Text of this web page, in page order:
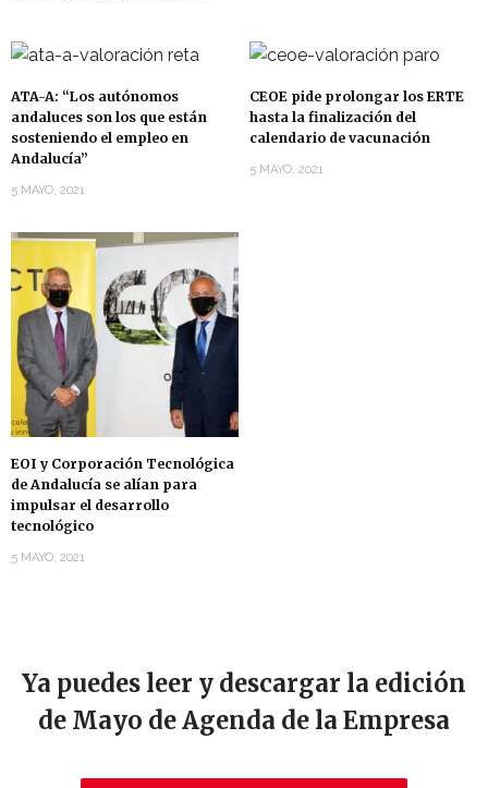
ATA-A: “Los autónomos
andaluces son los que están
sosteniendo el empleo en
Andalucía”
5 MAYO, 2021
CEOE pide prolongar los ERTE
hasta la finalización del
calendario de vacunación
5 MAYO, 2021
EOI y Corporación Tecnológica
de Andalucía se alían para
impulsar el desarrollo
tecnológico
5 MAYO, 2021
Ya puedes leer y descargar la edición
de Mayo de Agenda de la Empresa